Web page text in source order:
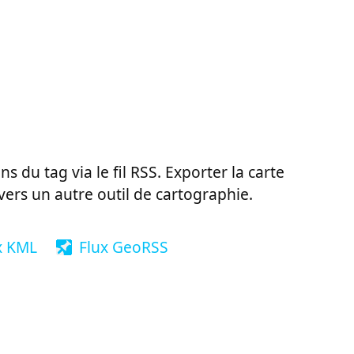
du tag via le fil RSS. Exporter la carte
un autre outil de cartographie.
KML Flux GeoRSS